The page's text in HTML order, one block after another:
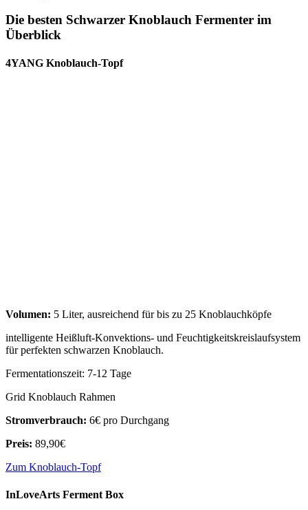
Die besten Schwarzer Knoblauch Fermenter im
Überblick
4YANG Knoblauch-Topf
Volumen: 5 Liter, ausreichend für bis zu 25 Knoblauchköpfe
intelligente Heißluft-Konvektions- und Feuchtigkeitskreislaufsystem
für perfekten schwarzen Knoblauch.
Fermentationszeit: 7-12 Tage
Grid Knoblauch Rahmen
Stromverbrauch: 6€ pro Durchgang
Preis: 89,90€
Zum Knoblauch-Topf
InLoveArts Ferment Box